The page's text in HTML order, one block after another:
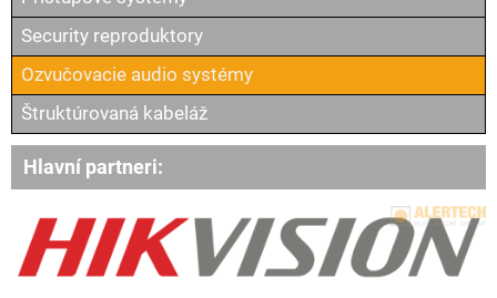
Security reproduktory
Ozvučovacie audio systémy
Štruktúrovaná kabeláž
Hlavní partneri: